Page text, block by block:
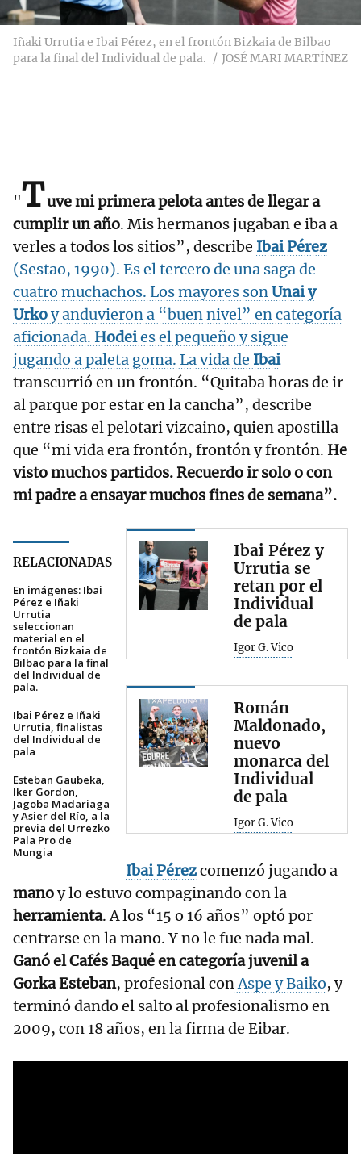
Iñaki Urrutia e Ibai Pérez, en el frontón Bizkaia de Bilbao
para la final del Individual de pala.
JOSÉ MARI MARTÍNEZ
"Tuve mi primera pelota antes de llegar a
cumplir un año. Mis hermanos jugaban e iba a
verles a todos los sitios”, describe Ibai Pérez
(Sestao, 1990). Es el tercero de una saga de
cuatro muchachos. Los mayores sonUnai y
Urkoy anduvieron a “buen nivel” en categoría
aficionada. Hodeies el pequeño y sigue
jugando a paleta goma. La vida de Ibai
transcurrió en un frontón. “Quitaba horas de ir
al parque por estar en la cancha”, describe
entre risas el pelotari vizcaino, quien apostilla
que “mi vida era frontón, frontón y frontón. He
visto muchos partidos. Recuerdo ir solo o con
mi padre a ensayar muchos fines de semana”.
RELACIONADAS
En imágenes: Ibai
Pérez e Iñaki
Urrutia
seleccionan
material en el
frontón Bizkaia de
Bilbao para la final
del Individual de
pala.
Ibai Pérez e Iñaki
Urrutia, finalistas
del Individual de
pala
Esteban Gaubeka,
Iker Gordon,
Jagoba Madariaga
y Asier del Río, a la
previa del Urrezko
Pala Pro de
Mungia
Ibai Pérez y
Urrutia se
retan por el
Individual
de pala
Igor G. Vico
Román
Maldonado,
nuevo
monarca del
Individual
de pala
Igor G. Vico
Ibai Pérezcomenzó jugando a
manoy lo estuvo compaginando con la
herramienta. A los “15 o 16 años” optó por
centrarse en la mano. Y no le fue nada mal.
Ganó el Cafés Baqué en categoría juvenil a
Gorka Esteban, profesional conAspe y Baiko, y
terminó dando el salto al profesionalismo en
2009, con 18 años, en la firma de Eibar.